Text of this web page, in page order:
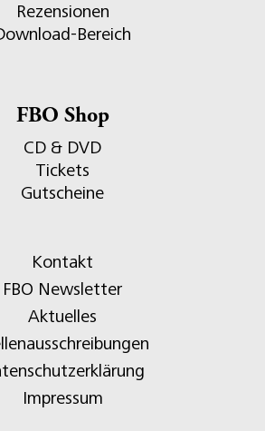
Rezensionen
Bereich
FBO Shop
CD & DVD
Tickets
Gutscheine
Kontakt
FBO Newsletter
Aktuelles
Impressum